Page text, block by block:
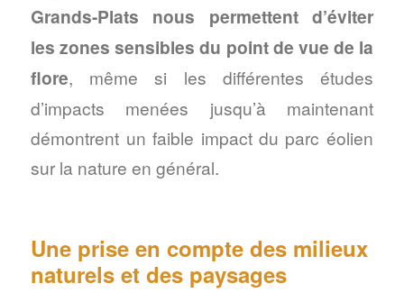
Grands-Plats nous permettent d’éviter
les zones sensibles du point de vue de la
flore, même si les différentes études
d’impacts menées jusqu’à maintenant
démontrent un faible impact du parc éolien
sur la nature en général.
Une prise en compte des milieux
naturels et des paysages